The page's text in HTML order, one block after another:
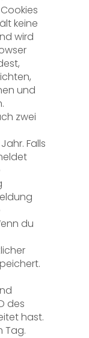
keine
wird
und
zwei
Falls
du
des
hast.
Tag.